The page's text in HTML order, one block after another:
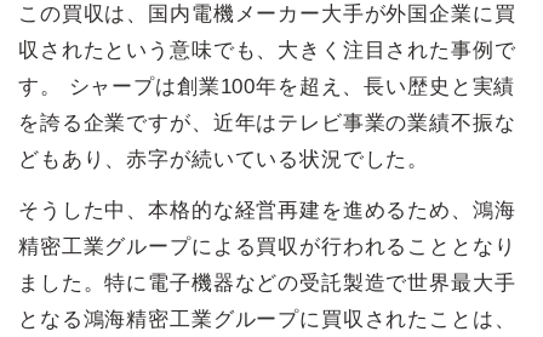
この買収は、国内電機メーカー大手が外国企業に買
収されたという意味でも、大きく注目された事例で
す。 シャープは創業100年を超え、長い歴史と実績
を誇る企業ですが、近年はテレビ事業の業績不振な
どもあり、赤字が続いている状況でした。
そうした中、本格的な経営再建を進めるため、鴻海
精密工業グループによる買収が行われることとなり
ました。特に電子機器などの受託製造で世界最大手
となる鴻海精密工業グループに買収されたことは、